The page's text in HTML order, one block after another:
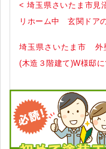
< 埼玉県さいたま市見
リホーム中 玄関ドア
埼玉県さいたま市 外
(木造３階建て)W様邸